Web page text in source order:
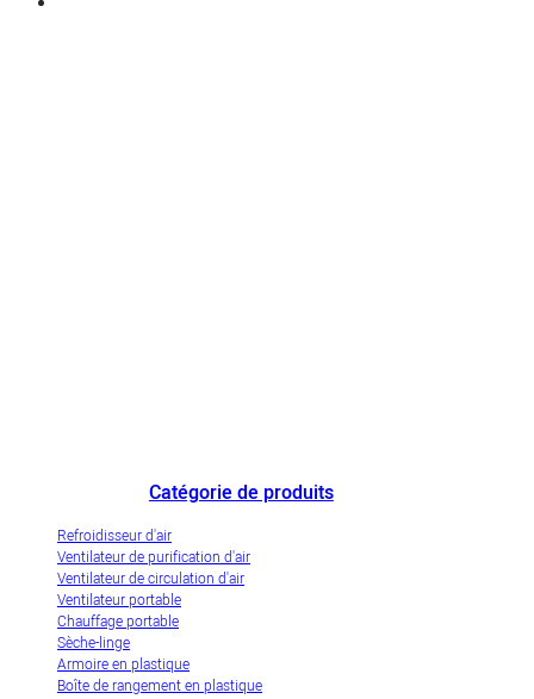
Catégorie de produits
Refroidisseur d'air
Ventilateur de purification d'air
Ventilateur de circulation d'air
Ventilateur portable
Chauffage portable
Sèche-linge
Armoire en plastique
Boîte de rangement en plastique